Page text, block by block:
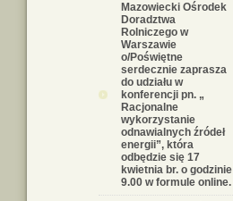
Mazowiecki Ośrodek
Doradztwa
Rolniczego w
Warszawie
o/Poświętne
serdecznie zaprasza
do udziału w
konferencji pn. „
Racjonalne
wykorzystanie
odnawialnych źródeł
energii”, która
odbędzie się 17
kwietnia br. o godzinie
9.00 w formule online.